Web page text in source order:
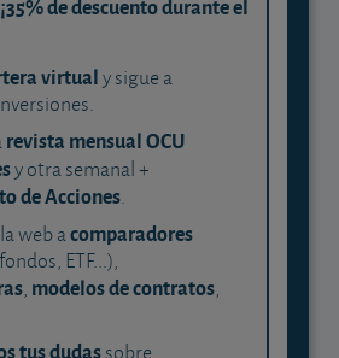
de descuento durante el
virtualy sigue a
revista mensual OCU
y otra semanal +
de Acciones.
web acomparadores
ETF...),
, modelos de contratos,
tus dudassobre